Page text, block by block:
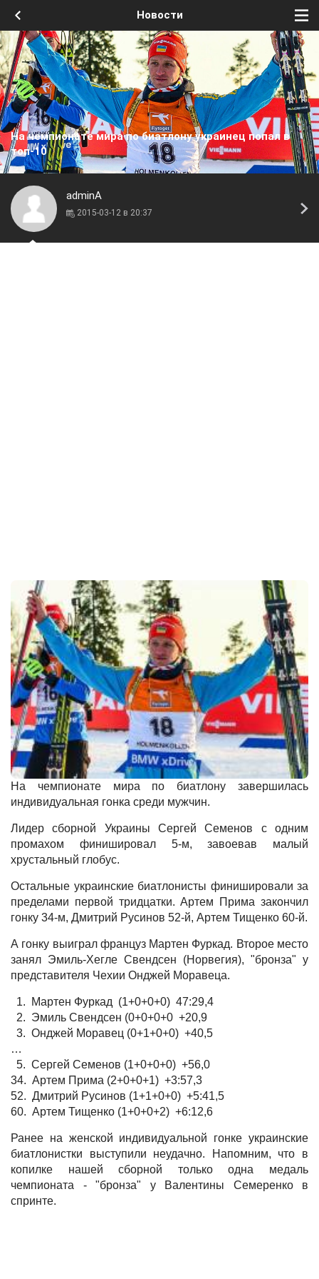
Новости
На чемпионате мира по биатлону украинец попал в
топ-10
adminA
2015-03-12 в 20:37
На чемпионате мира по биатлону завершилась
индивидуальная гонка среди мужчин.
Лидер сборной Украины Сергей Семенов с одним
промахом финишировал 5-м, завоевав малый
хрустальный глобус.
Остальные украинские биатлонисты финишировали за
пределами первой тридцатки. Артем Прима закончил
гонку 34-м, Дмитрий Русинов 52-й, Артем Тищенко 60-й.
А гонку выиграл француз Мартен Фуркад. Второе место
занял Эмиль-Хегле Свендсен (Норвегия), "бронза" у
представителя Чехии Онджей Моравеца.
1. Мартен Фуркад (1+0+0+0) 47:29,4
2. Эмиль Свендсен (0+0+0+0 +20,9
3. Онджей Моравец (0+1+0+0) +40,5
…
5. Сергей Семенов (1+0+0+0) +56,0
34. Артем Прима (2+0+0+1) +3:57,3
52. Дмитрий Русинов (1+1+0+0) +5:41,5
60. Артем Тищенко (1+0+0+2) +6:12,6
Ранее на женской индивидуальной гонке украинские
биатлонистки выступили неудачно. Напомним, что в
копилке нашей сборной только одна медаль
чемпионата - "бронза" у Валентины Семеренко в
спринте.